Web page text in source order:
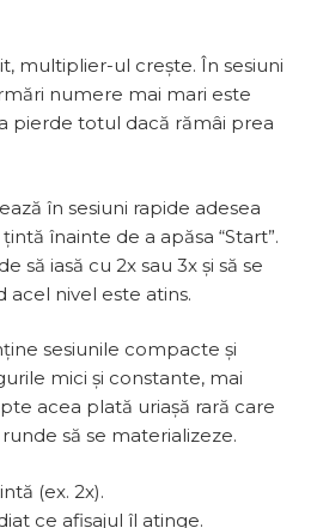
multiplier-ul crește. În sesiuni
numere mai mari este
pierde totul dacă rămâi prea
în sesiuni rapide adesea
înainte de a apăsa “Start”.
să iasă cu 2x sau 3x și să se
acel nivel este atins.
sesiunile compacte și
mici și constante, mai
acea plată uriașă rară care
să se materializeze.
(ex. 2x).
ce afișajul îl atinge.